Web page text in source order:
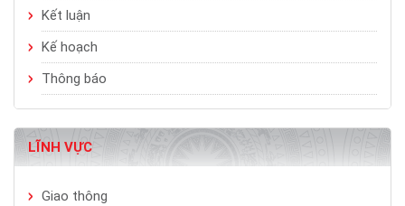
Kết luận
Kế hoạch
Thông báo
LĨNH VỰC
Giao thông